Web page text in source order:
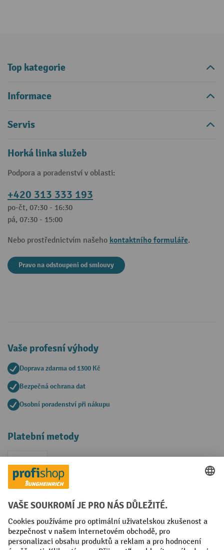
Top kategorie
Informace
Servis
Horká linka služeb
Podpora a poradenství v oblasti:
+420 313 333 193
po-čt, 07:30 - 16:30
pá, 07:30 - 15:00
Nebo prostřednictvím našeho kontaktního formuláře.
Pravo na odstoupeni od smlouvy
Vaše profesní výhody
Doprava zdarma od 1300 Kč
Bezpečná ochrana dat
Osobní poradenství při nákupu
Platební metody
Faktura
Sociální sítě
Facebook
YouTubeLinkedIn